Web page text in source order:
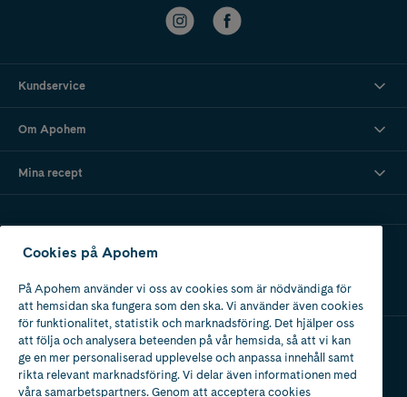
Kundservice
Om Apohem
Mina recept
Ladda ner vår app
Apotek med tillstånd
av Läkemedelsverket
Cookies på Apohem
På Apohem använder vi oss av cookies som är nödvändiga för
att hemsidan ska fungera som den ska. Vi använder även cookies
för funktionalitet, statistik och marknadsföring. Det hjälper oss
att följa och analysera beteenden på vår hemsida, så att vi kan
ge en mer personaliserad upplevelse och anpassa innehåll samt
rikta relevant marknadsföring. Vi delar även informationen med
våra samarbetspartners. Genom att acceptera cookies